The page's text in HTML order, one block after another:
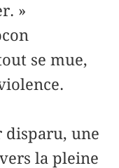
»
se mue,
disparu, une
la pleine